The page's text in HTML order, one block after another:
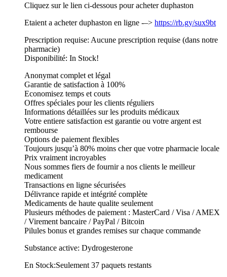
Cliquez sur le lien ci-dessous pour acheter duphaston
Etaient a acheter duphaston en ligne -–> https://rb.gy/sux9bt
Prescription requise: Aucune prescription requise (dans notre
pharmacie)
Disponibilité: In Stock!
Anonymat complet et légal
Garantie de satisfaction à 100%
Economisez temps et couts
Offres spéciales pour les clients réguliers
Informations détaillées sur les produits médicaux
Votre entiere satisfaction est garantie ou votre argent est
rembourse
Options de paiement flexibles
Toujours jusqu’à 80% moins cher que votre pharmacie locale
Prix vraiment incroyables
Nous sommes fiers de fournir a nos clients le meilleur
medicament
Transactions en ligne sécurisées
Délivrance rapide et intégrité complète
Medicaments de haute qualite seulement
Plusieurs méthodes de paiement : MasterCard / Visa / AMEX
/ Virement bancaire / PayPal / Bitcoin
Pilules bonus et grandes remises sur chaque commande
Substance active: Dydrogesterone
En Stock:Seulement 37 paquets restants